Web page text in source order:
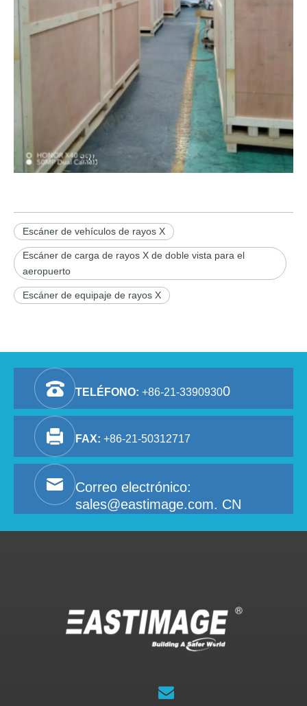
Escáner de vehículos de rayos X
Escáner de carga de rayos X de doble vista para el
aeropuerto
Escáner de equipaje de rayos X
TELÉFONO: +86-21-33909300
FAX: +86-21-50312717
Correo electrónico:
sales@eastimage.com. CN